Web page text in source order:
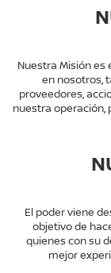
Nuestra Misión es
en nosotros,
proveedores,
nuestra operación,
El poder viene
objetivo de
quienes con su
mejor